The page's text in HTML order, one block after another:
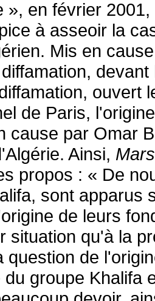
», en février
à asseoir la
Mis en
ouvert
de Paris,
cause par Omar
Ainsi,
propos : « De
sont apparus
de leurs
situation qu'à la
question de
groupe Khalifa